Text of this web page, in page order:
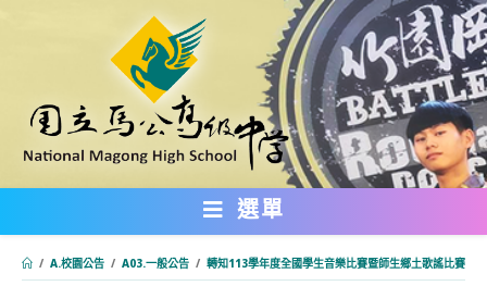
內
選單
/ A.校園公告 / A03.一般公告 / 轉知113學年度全國學生音樂比賽暨師生鄉土歌謠比賽-澎